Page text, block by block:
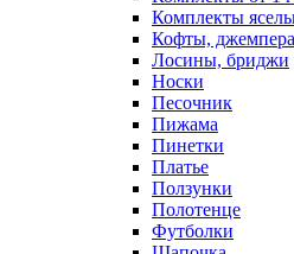
Комплекты
Кофты, джемпера
Лосины, бриджи
Носки
Песочник
Пижама
Пинетки
Платье
Ползунки
Полотенце
Футболки